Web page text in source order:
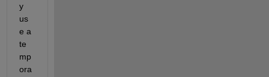
y
us
e a
te
mp
ora